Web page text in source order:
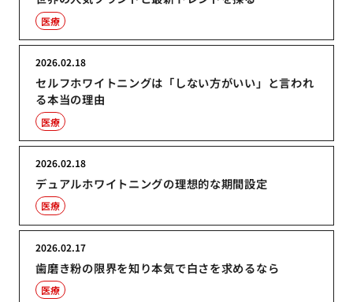
医療
セルフホワイトニングは「しない方がいい」と言われ
る本当の理由
2026.02.18
医療
デュアルホワイトニングの理想的な期間設定
2026.02.18
医療
歯磨き粉の限界を知り本気で白さを求めるなら
2026.02.17
医療